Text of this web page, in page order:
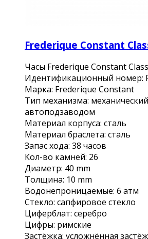
Frederique Constant
Часы Frederique Constant
Идентификационный номер:
Марка: Frederique Constant
Тип механизма:
автоподзаводом
Материал корпуса: сталь
Материал браслета: сталь
Запас хода: 38 часов
Кол-во камней: 26
Диаметр: 40 mm
Толщина: 10 mm
Водонепроницаемые: 6 атм
Cтекло: сапфировое стекло
Циферблат: серебро
Цифры: римские
Застёжка: усложнённая